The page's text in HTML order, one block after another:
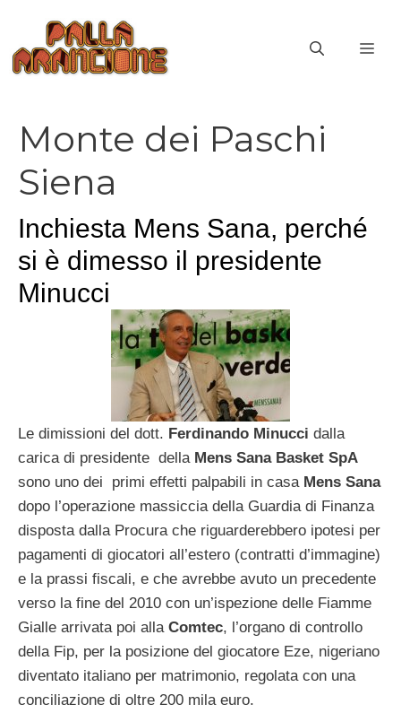
contenuto
Monte dei Paschi
Siena
Inchiesta Mens Sana, perché
si è dimesso il presidente
Minucci
Le dimissioni del dott. Ferdinando Minucci dalla
carica di presidente della Mens Sana Basket SpA
sono uno dei primi effetti palpabili in casa Mens Sana
dopo l’operazione massiccia della Guardia di Finanza
disposta dalla Procura che riguarderebbero ipotesi per
pagamenti di giocatori all’estero (contratti d’immagine)
e la prassi fiscali, e che avrebbe avuto un precedente
verso la fine del 2010 con un’ispezione delle Fiamme
Gialle arrivata poi alla Comtec, l’organo di controllo
della Fip, per la posizione del giocatore Eze, nigeriano
diventato italiano per matrimonio, regolata con una
conciliazione di oltre 200 mila euro.